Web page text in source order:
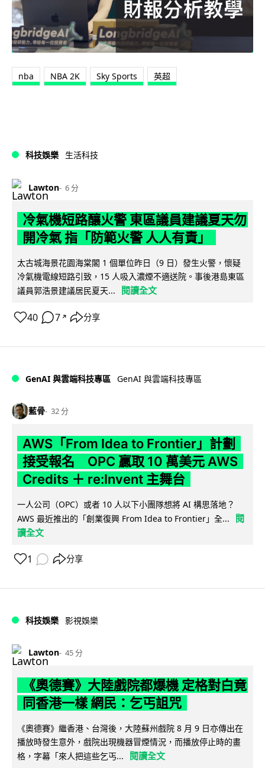
nba NBA 2K Sky Sports 英超
科技娛樂 生活科技
Lawton 6 分
冷氣機短路釀火警 東區議員建議夏天勿
開冷氣 指「防範火警 人人有責」
太古城海景花園海棠閣 1 個單位昨日（9 日）發生火警，懷疑
冷氣機電線短路引致，15 人吸入濃煙不適送院。事後港島東區
議員郭浩景建議居民夏天...
閱讀全文
40 7 ↗ 分享
GenAI 與雲端科技專區 GenAI 與雲端科技專區
藍骨 32 分
AWS「From Idea to Frontier」計劃
接受報名 OPC 贏取 10 萬美元 AWS
Credits ＋ re:Invent 主舞台
一人公司（OPC）或者 10 人以下小團隊想將 AI 構思落地？
AWS 最近推出的「創業復興 From Idea to Frontier」全...
閱
讀全文
1 分享
科技娛樂 影視娛樂
Lawton 45 分
《奧德賽》大陸戲院都爆機 定格對白竟
同香港一樣 網民：乞丐詛咒
《奧德賽》繼香港、台灣後，大陸蘇州戲院 8 月 9 日亦傳出在
播放時發生意外，戲院出現機器冒煙情況，而播放停止時的畫
格，字幕「來人把這些乞丐...
閱讀全文